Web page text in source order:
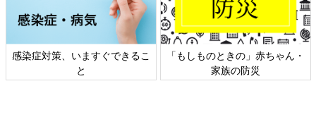
日本外来小児科学会リーフレッ
ト検討会
六星占術 細木かおりさんの人生
相談